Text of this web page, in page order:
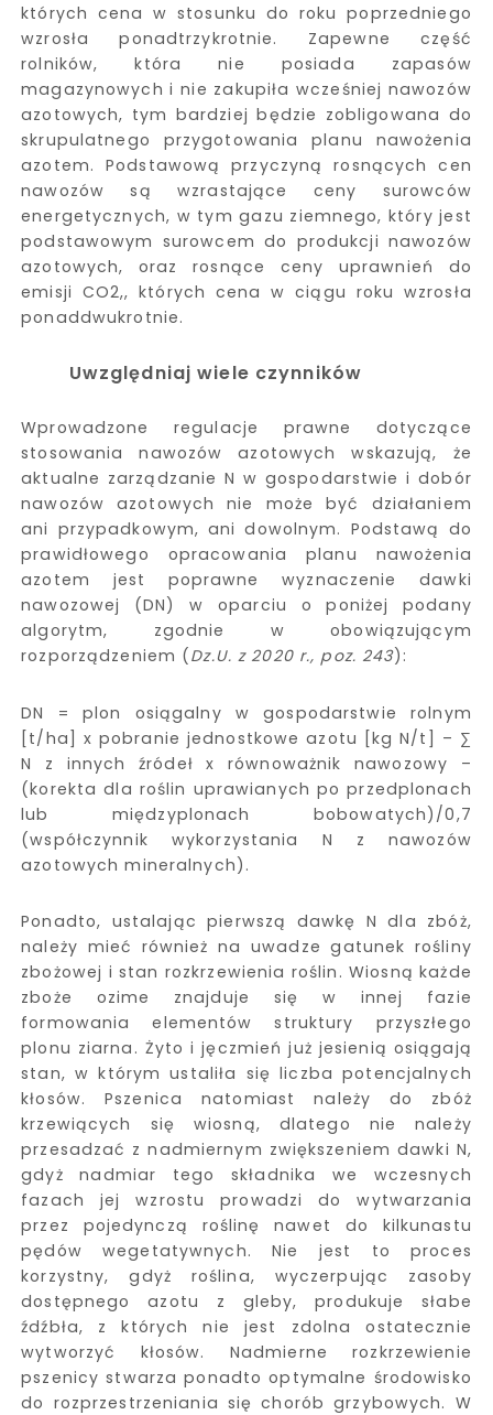
których cena w stosunku do roku poprzedniego
wzrosła ponadtrzykrotnie. Zapewne część
rolników, która nie posiada zapasów
magazynowych i nie zakupiła wcześniej nawozów
azotowych, tym bardziej będzie zobligowana do
skrupulatnego przygotowania planu nawożenia
azotem. Podstawową przyczyną rosnących cen
nawozów są wzrastające ceny surowców
energetycznych, w tym gazu ziemnego, który jest
podstawowym surowcem do produkcji nawozów
azotowych, oraz rosnące ceny uprawnień do
emisji CO2,, których cena w ciągu roku wzrosła
ponaddwukrotnie.
Uwzględniaj wiele czynników
Wprowadzone regulacje prawne dotyczące
stosowania nawozów azotowych wskazują, że
aktualne zarządzanie N w gospodarstwie i dobór
nawozów azotowych nie może być działaniem
ani przypadkowym, ani dowolnym. Podstawą do
prawidłowego opracowania planu nawożenia
azotem jest poprawne wyznaczenie dawki
nawozowej (DN) w oparciu o poniżej podany
algorytm, zgodnie w obowiązującym
rozporządzeniem (Dz.U. z 2020 r., poz. 243):
DN = plon osiągalny w gospodarstwie rolnym
[t/ha] x pobranie jednostkowe azotu [kg N/t] – ∑
N z innych źródeł x równoważnik nawozowy –
(korekta dla roślin uprawianych po przedplonach
lub międzyplonach bobowatych)/0,7
(współczynnik wykorzystania N z nawozów
azotowych mineralnych).
Ponadto, ustalając pierwszą dawkę N dla zbóż,
należy mieć również na uwadze gatunek rośliny
zbożowej i stan rozkrzewienia roślin. Wiosną każde
zboże ozime znajduje się w innej fazie
formowania elementów struktury przyszłego
plonu ziarna. Żyto i jęczmień już jesienią osiągają
stan, w którym ustaliła się liczba potencjalnych
kłosów. Pszenica natomiast należy do zbóż
krzewiących się wiosną, dlatego nie należy
przesadzać z nadmiernym zwiększeniem dawki N,
gdyż nadmiar tego składnika we wczesnych
fazach jej wzrostu prowadzi do wytwarzania
przez pojedynczą roślinę nawet do kilkunastu
pędów wegetatywnych. Nie jest to proces
korzystny, gdyż roślina, wyczerpując zasoby
dostępnego azotu z gleby, produkuje słabe
źdźbła, z których nie jest zdolna ostatecznie
wytworzyć kłosów. Nadmierne rozkrzewienie
pszenicy stwarza ponadto optymalne środowisko
do rozprzestrzeniania się chorób grzybowych. W